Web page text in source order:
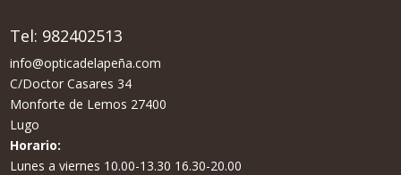
Tel: 982402513
info@opticadelapeña.com
C/Doctor Casares 34
Monforte de Lemos 27400
Lugo
Horario:
Lunes a viernes 10.00-13.30 16.30-20.00